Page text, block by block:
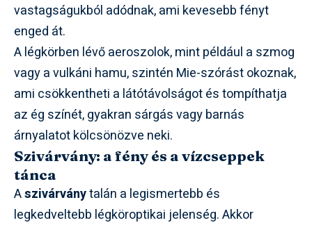
vastagságukból adódnak, ami kevesebb fényt
enged át.
A légkörben lévő aeroszolok, mint például a szmog
vagy a vulkáni hamu, szintén Mie-szórást okoznak,
ami csökkentheti a látótávolságot és tompíthatja
az ég színét, gyakran sárgás vagy barnás
árnyalatot kölcsönözve neki.
Szivárvány: a fény és a vízcseppek
tánca
Aszivárványtalán a legismertebb és
legkedveltebb légköroptikai jelenség. Akkor